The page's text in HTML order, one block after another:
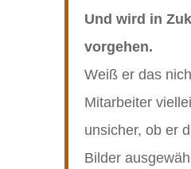
Und wird in
vorgehen.
Weiß er das
Mitarbeiter
unsicher, ob er
Bilder